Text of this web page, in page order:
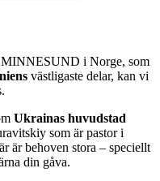
i Norge, som
västligaste delar, kan vi
Ukrainas huvudstad
som är pastor i
är behoven stora – speciellt
din gåva.